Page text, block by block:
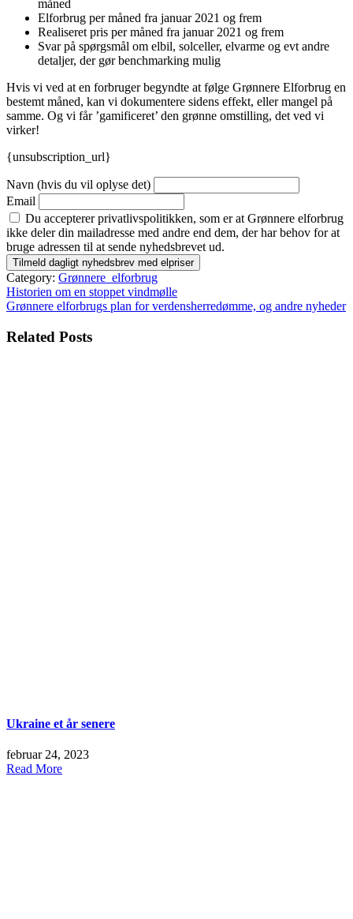
måned
Elforbrug per måned fra januar 2021 og frem
Realiseret pris per måned fra januar 2021 og frem
Svar på spørgsmål om elbil, solceller, elvarme og evt andre
detaljer, der gør benchmarking mulig
Hvis vi ved at en forbruger begyndte at følge Grønnere Elforbrug en
bestemt måned, kan vi dokumentere sidens effekt, eller mangel på
samme. Og vi får ’gamificeret’ den grønne omstilling, det ved vi
virker!
{unsubscription_url}
Navn (hvis du vil oplyse det)
Email
Du accepterer privatlivspolitikken, som er at Grønnere elforbrug
ikke deler din mailadresse med andre end dem, der har behov for at
bruge adressen til at sende nyhedsbrevet ud.
Category: Grønnere_elforbrug
Indlægsnavigation
Historien om en stoppet vindmølle
Grønnere elforbrugs plan for verdensherredømme, og andre nyheder
Related Posts
Ukraine et år senere
februar 24, 2023
Read More